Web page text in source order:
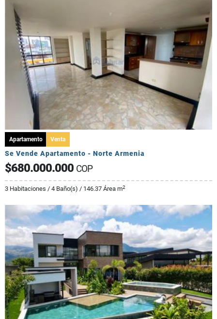
Apartamento Venta
Se Vende Apartamento - Norte Armenia
$680.000.000 COP
3 Habitaciones / 4 Baño(s) / 146.37 Área m2